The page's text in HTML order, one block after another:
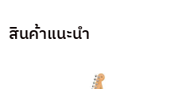
สินค้าแนะนำ